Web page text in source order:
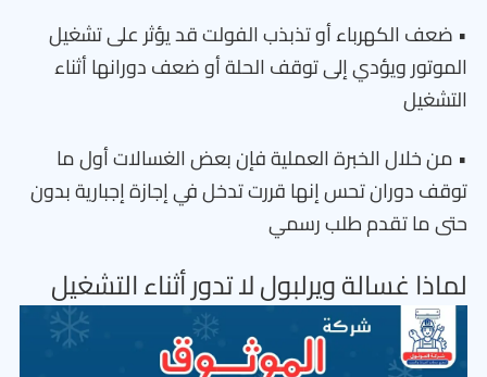
• ضعف الكهرباء أو تذبذب الفولت قد يؤثر على تشغيل
الموتور ويؤدي إلى توقف الحلة أو ضعف دورانها أثناء
التشغيل
• من خلال الخبرة العملية فإن بعض الغسالات أول ما
توقف دوران تحس إنها قررت تدخل في إجازة إجبارية بدون
حتى ما تقدم طلب رسمي
لماذا غسالة ويرلبول لا تدور أثناء التشغيل